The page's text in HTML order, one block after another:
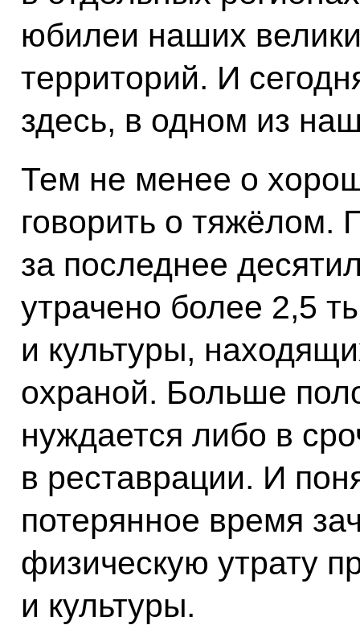
юбилеи наших
территорий. И
здесь, в одном из
Тем не менее о
говорить о тяжёлом.
за последнее
утрачено более 2,5
и культуры,
охраной. Больше
нуждается либо в
в реставрации. И
потерянное время
физическую утрату
и культуры.